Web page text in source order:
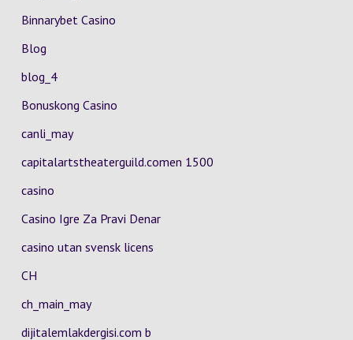
Binnarybet Casino
Blog
blog_4
Bonuskong Casino
canli_may
capitalartstheaterguild.comen 1500
casino
Casino Igre Za Pravi Denar
casino utan svensk licens
CH
ch_main_may
dijitalemlakdergisi.com b